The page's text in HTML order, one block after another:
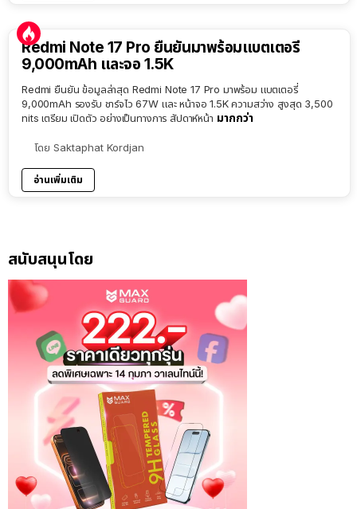
Redmi Note 17 Pro ยืนยันมาพร้อมแบตเตอรี่
9,000mAh และจอ 1.5K
Redmi ยืนยัน ข้อมูลล่าสุด Redmi Note 17 Pro มาพร้อม แบตเตอรี่
9,000mAh รองรับ ชาร์จไว 67W และ หน้าจอ 1.5K ความสว่าง สูงสุด 3,500
nits เตรียม เปิดตัว อย่างเป็นทางการ สัปดาห์หน้า มากกว่า
โดย Saktaphat Kordjan
อ่านเพิ่มเติม
สนับสนุนโดย